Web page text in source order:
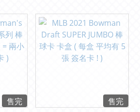
售完
售完